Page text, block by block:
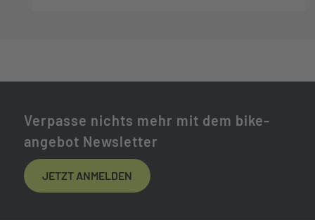
Verpasse nichts mehr mit dem bike-
angebot Newsletter
JETZT ANMELDEN